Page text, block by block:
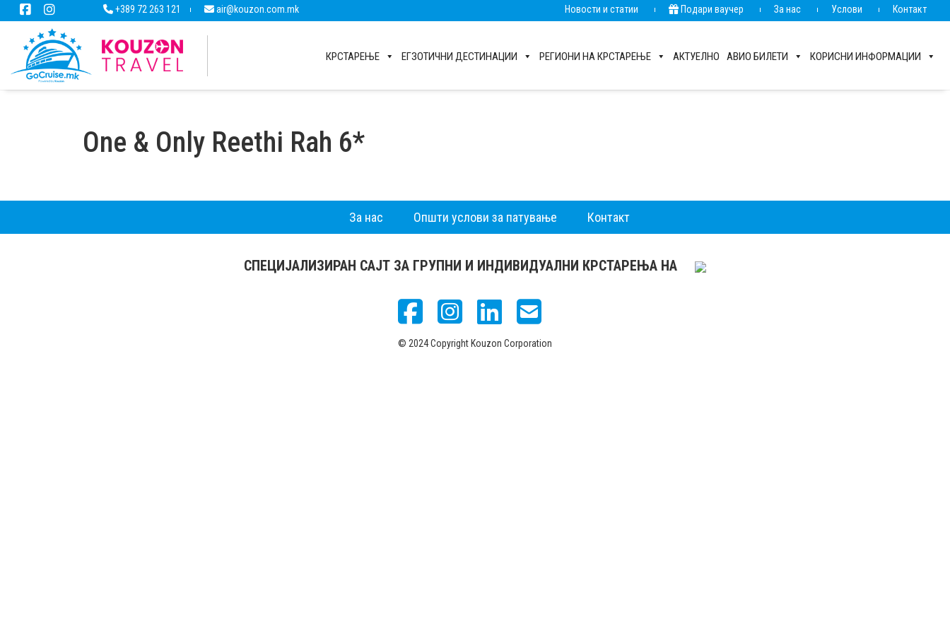
+389 72 263 121 air@kouzon.com.mk Новости и статии Подари ваучер За нас Услови Контакт
КРСТАРЕЊЕ ЕГЗОТИЧНИ ДЕСТИНАЦИИ РЕГИОНИ НА КРСТАРЕЊЕ АКТУЕЛНО АВИО БИЛЕТИ КОРИСНИ ИНФОРМАЦИИ
One & Only Reethi Rah 6*
За нас Општи услови за патување Контакт
СПЕЦИЈАЛИЗИРАН САЈТ ЗА ГРУПНИ И ИНДИВИДУАЛНИ КРСТАРЕЊА НА
© 2024 Copyright Kouzon Corporation